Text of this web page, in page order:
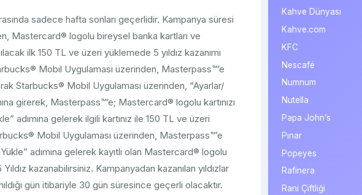
sadece hafta sonları geçerlidir. Kampanya süresi
Mastercard® logolu bireysel banka kartları ve
ilk 150 TL ve üzeri yüklemede 5 yıldız kazanımı
Mobil Uygulaması üzerinden, Masterpass™’e
Starbucks® Mobil Uygulaması üzerinden, “Ayarlar/
girerek, Masterpass™’e; Mastercard® logolu kartınızı
adımına gelerek ilgili kartınız ile 150 TL ve üzeri
Mobil Uygulaması üzerinden, Masterpass™’e
adımına gelerek kayıtlı olan Mastercard® logolu
kazanabilirsiniz. Kampanyadan kazanılan yıldızlar
gün itibariyle 30 gün süresince geçerli olacaktır.
Kahve Dünyası
Kahve.com
KFC
Nescafé
Numnum
Nutella
Papa John’s
Pınar
Popeyes
Rafinera
Rani Çiftliği